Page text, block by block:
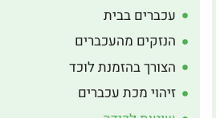
עכברים בבית
הנזקים מהעכברים
הצורך בהזמנת לוכד
זיהוי מכת עכברים